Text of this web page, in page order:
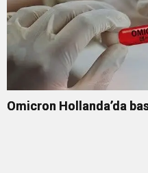
Omicron Hollanda’da